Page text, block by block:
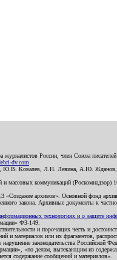
России, член Союза
dv.com
Ю.В. Ковалев, Л.Н. Левина, А.Ю.
коммуникаций (Роскомнадзор)
13 «Создание архивов». Основной фонд
закона. Архивные документы к
технологиях и о защите
ФЗ-149.
и порочащих честь и
материалов или их фрагментов,
законодательства Российской
«по делам, вытекающим из
содержание сообщений и материалов».